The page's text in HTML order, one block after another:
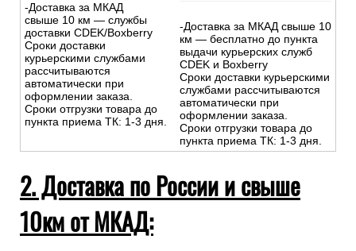
-Доставка за МКАД
свыше 10 км — службы
доставки CDEK/Boxberry
Сроки доставки
курьерскими службами
рассчитываются
автоматически при
оформлении заказа.
Сроки отгрузки товара до
пункта приема ТК: 1-3 дня.
-Доставка за МКАД свыше 10
км — бесплатно до пункта
выдачи курьерских служб
CDEK и Boxberry
Сроки доставки курьерскими
службами рассчитываются
автоматически при
оформлении заказа.
Сроки отгрузки товара до
пункта приема ТК: 1-3 дня.
2. Доставка по России и свыше
10км от МКАД: